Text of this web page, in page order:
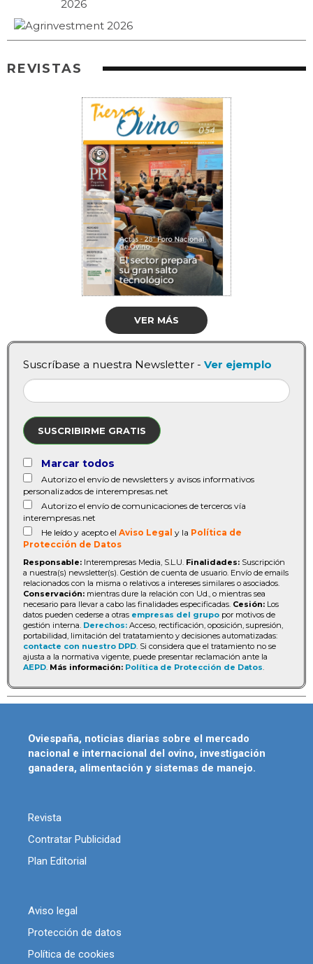
REVISTAS
VER MÁS
Suscríbase a nuestra Newsletter - Ver ejemplo
SUSCRIBIRME GRATIS
Marcar todos
Autorizo el envío de newsletters y avisos informativos
personalizados de interempresas.net
Autorizo el envío de comunicaciones de terceros vía
interempresas.net
He leído y acepto el Aviso Legal y la Política de
Protección de Datos
Responsable: Interempresas Media, S.L.U. Finalidades: Suscripción
a nuestra(s) newsletter(s). Gestión de cuenta de usuario. Envío de emails
relacionados con la misma o relativos a intereses similares o asociados.
Conservación: mientras dure la relación con Ud., o mientras sea
necesario para llevar a cabo las finalidades especificadas. Cesión: Los
datos pueden cederse a otras empresas del grupo por motivos de
gestión interna. Derechos: Acceso, rectificación, oposición, supresión,
portabilidad, limitación del tratatamiento y decisiones automatizadas:
contacte con nuestro DPD . Si considera que el tratamiento no se
ajusta a la normativa vigente, puede presentar reclamación ante la
AEPD Más información: Política de Protección de Datos
Oviespaña, noticias diarias sobre el mercado
nacional e internacional del ovino, investigación
ganadera, alimentación y sistemas de manejo.
Revista
Contratar Publicidad
Plan Editorial
Aviso legal
Protección de datos
Política de cookies